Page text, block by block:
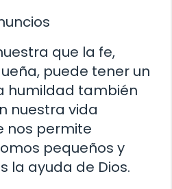
que la fe,
puede tener un
humildad también
nuestra vida
nos permite
pequeños y
la ayuda de Dios.